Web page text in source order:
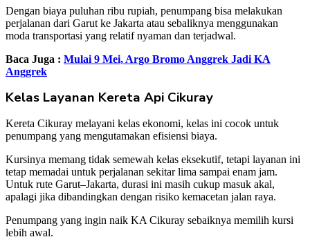
Dengan biaya puluhan ribu rupiah, penumpang bisa melakukan
perjalanan dari Garut ke Jakarta atau sebaliknya menggunakan
moda transportasi yang relatif nyaman dan terjadwal.
Baca Juga : Mulai 9 Mei, Argo Bromo Anggrek Jadi KA
Anggrek
Kelas Layanan Kereta Api Cikuray
Kereta Cikuray melayani kelas ekonomi, kelas ini cocok untuk
penumpang yang mengutamakan efisiensi biaya.
Kursinya memang tidak semewah kelas eksekutif, tetapi layanan ini
tetap memadai untuk perjalanan sekitar lima sampai enam jam.
Untuk rute Garut–Jakarta, durasi ini masih cukup masuk akal,
apalagi jika dibandingkan dengan risiko kemacetan jalan raya.
Penumpang yang ingin naik KA Cikuray sebaiknya memilih kursi
lebih awal.